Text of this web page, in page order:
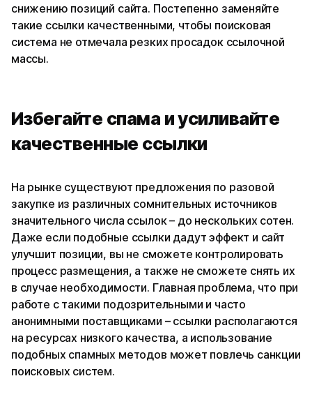
снижению позиций сайта. Постепенно заменяйте
такие ссылки качественными, чтобы поисковая
система не отмечала резких просадок ссылочной
массы.
Избегайте спама и усиливайте
качественные ссылки
На рынке существуют предложения по разовой
закупке из различных сомнительных источников
значительного числа ссылок – до нескольких сотен.
Даже если подобные ссылки дадут эффект и сайт
улучшит позиции, вы не сможете контролировать
процесс размещения, а также не сможете снять их
в случае необходимости. Главная проблема, что при
работе с такими подозрительными и часто
анонимными поставщиками – ссылки располагаются
на ресурсах низкого качества, а использование
подобных спамных методов может повлечь санкции
поисковых систем.